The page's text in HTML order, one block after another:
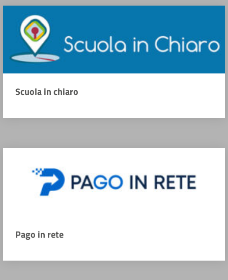
Scuola in chiaro
Pago in rete